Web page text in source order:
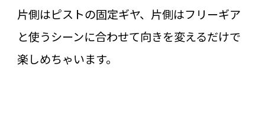
片側はピストの固定ギヤ、片側はフリーギア
と使うシーンに合わせて向きを変えるだけで
楽しめちゃいます。